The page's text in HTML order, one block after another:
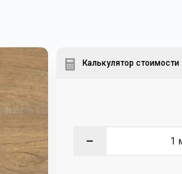
Калькулятор стоимости
−